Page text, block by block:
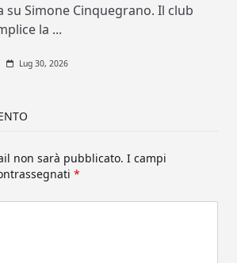
su Simone Cinquegrano. Il club
la ...
Lug 30, 2026
non sarà pubblicato. I campi
*